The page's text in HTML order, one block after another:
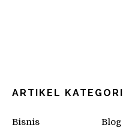
ARTIKEL KATEGORI
Bisnis Blog